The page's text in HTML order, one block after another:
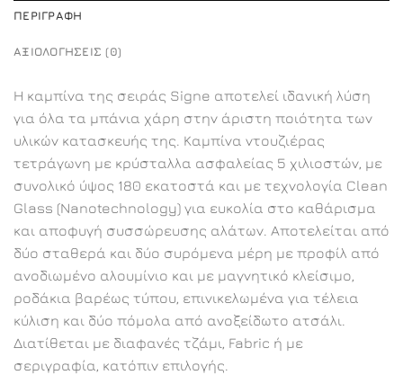
ΠΕΡΙΓΡΑΦΉ
ΑΞΙΟΛΟΓΉΣΕΙΣ (0)
Η καμπίνα της σειράς Signe αποτελεί ιδανική λύση
για όλα τα μπάνια χάρη στην άριστη ποιότητα των
υλικών κατασκευής της. Καμπίνα ντουζιέρας
τετράγωνη με κρύσταλλα ασφαλείας 5 χιλιοστών, με
συνολικό ύψος 180 εκατοστά και με τεχνολογία Clean
Glass (Nanotechnology) για ευκολία στο καθάρισμα
και αποφυγή συσσώρευσης αλάτων. Αποτελείται από
δύο σταθερά και δύο συρόμενα μέρη με προφίλ από
ανοδιωμένο αλουμίνιο και με μαγνητικό κλείσιμο,
ροδάκια βαρέως τύπου, επινικελωμένα για τέλεια
κύλιση και δύο πόμολα από ανοξείδωτο ατσάλι.
Διατίθεται με διαφανές τζάμι, Fabric ή με
σεριγραφία, κατόπιν επιλογής.